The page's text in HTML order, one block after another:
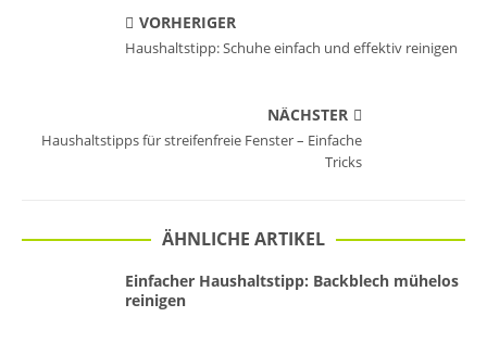
VORHERIGER
Haushaltstipp: Schuhe einfach und effektiv reinigen
NÄCHSTER
Haushaltstipps für streifenfreie Fenster – Einfache
Tricks
ÄHNLICHE ARTIKEL
Einfacher Haushaltstipp: Backblech mühelos
reinigen